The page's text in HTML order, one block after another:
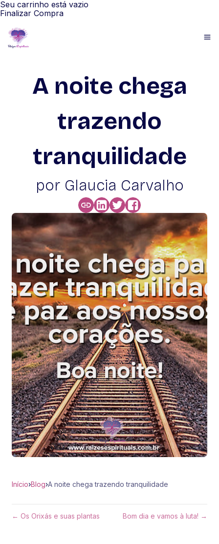
Seu carrinho está vazio
Finalizar Compra
A noite chega
trazendo
tranquilidade
por Glaucia Carvalho
Início›Blog›A noite chega trazendo tranquilidade
← Os Orixás e suas plantas Bom dia e vamos à luta! →